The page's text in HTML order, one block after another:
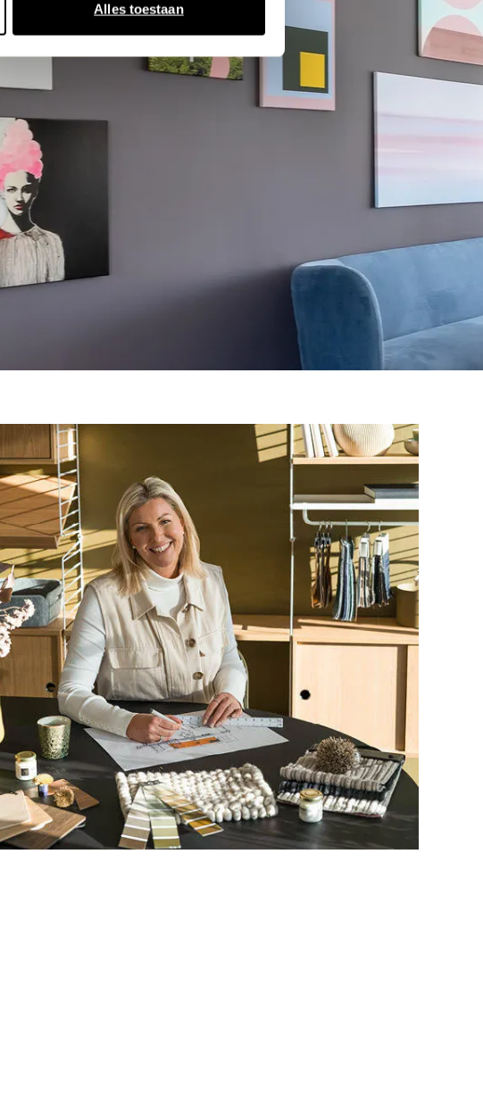
Alles toestaan